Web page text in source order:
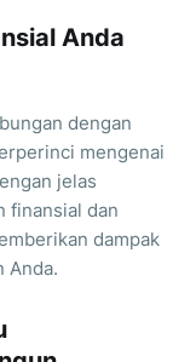
Anda
dengan
mengenai
jelas
finansial dan
dampak
Anda.